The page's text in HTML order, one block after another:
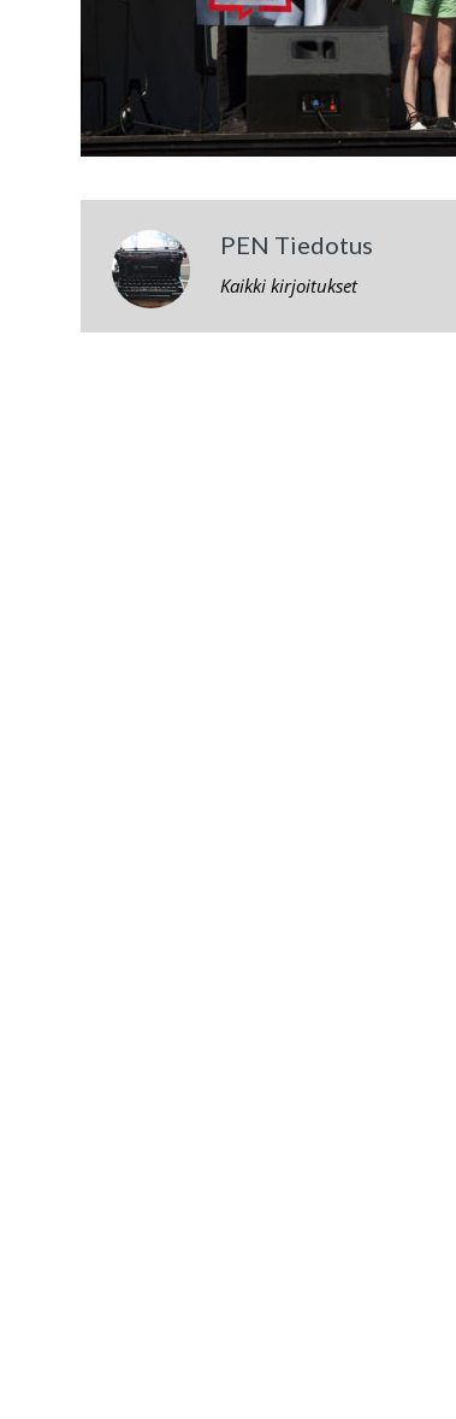
PEN Tiedotus
Kaikki kirjoitukset